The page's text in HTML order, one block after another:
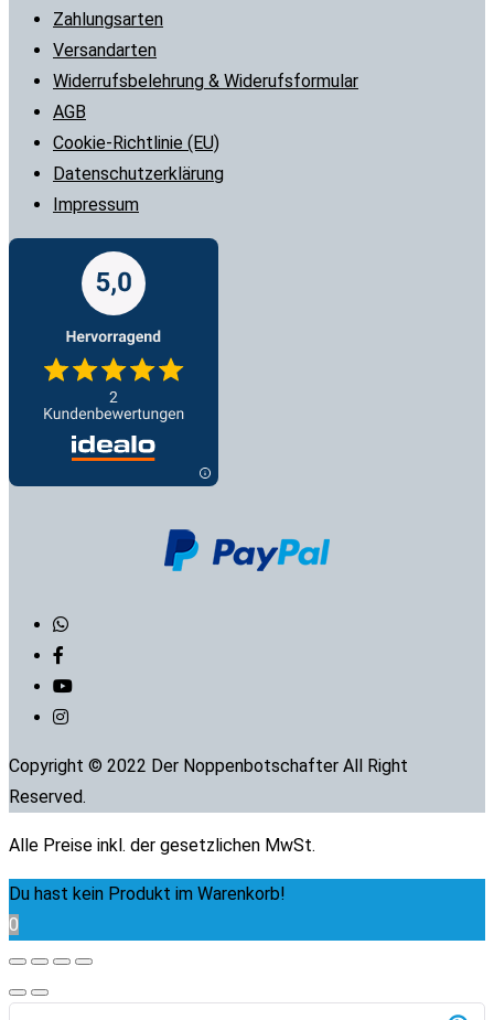
Zahlungsarten
Versandarten
Widerrufsbelehrung & Widerufsformular
AGB
Cookie-Richtlinie (EU)
Datenschutzerklärung
Impressum
Copyright © 2022 Der Noppenbotschafter All Right
Reserved.
Alle Preise inkl. der gesetzlichen MwSt.
Du hast kein Produkt im Warenkorb!
0